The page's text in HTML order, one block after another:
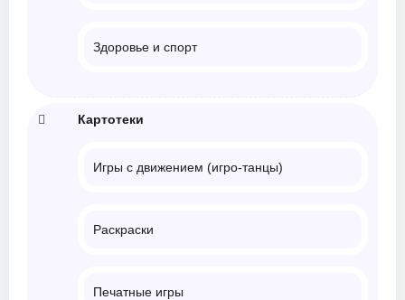
Здоровье и спорт
Картотеки
Игры с движением (игро-танцы)
Раскраски
Печатные игры